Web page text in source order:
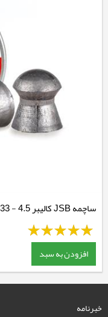
ساچمه JSB کالیبر 4.5 - 7.33 گرین
افزودن به سبد
خبرنامه